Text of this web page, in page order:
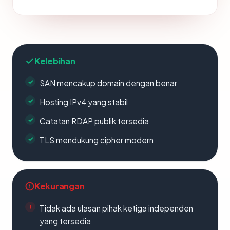
Kelebihan
SAN mencakup domain dengan benar
Hosting IPv4 yang stabil
Catatan RDAP publik tersedia
TLS mendukung cipher modern
Kekurangan
Tidak ada ulasan pihak ketiga independen
yang tersedia